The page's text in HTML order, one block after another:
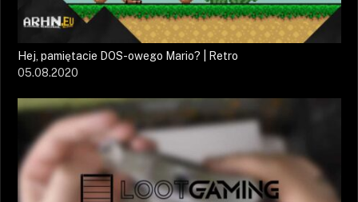
Hej, pamiętacie DOS-owego Mario? | Retro
05.08.2020